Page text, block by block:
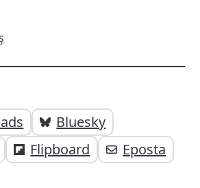
Bluesky
Flipboard Eposta